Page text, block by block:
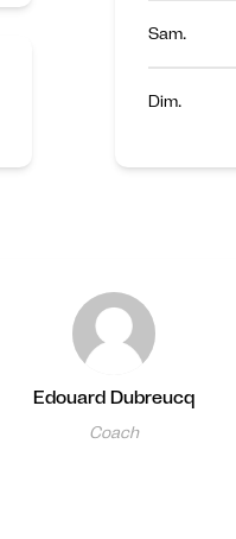
Sam.
Dim.
Edouard Dubreucq
Coach